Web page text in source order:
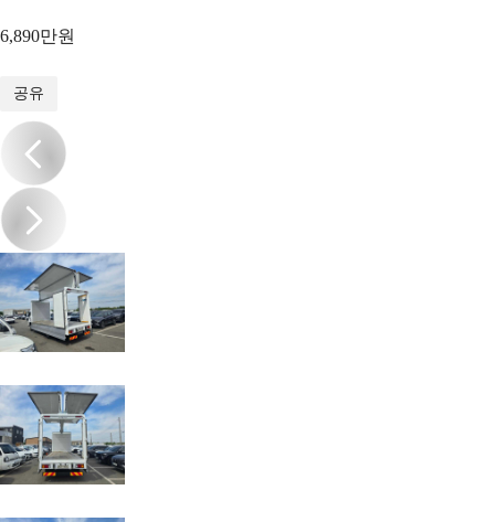
6,890만원
공유
/15